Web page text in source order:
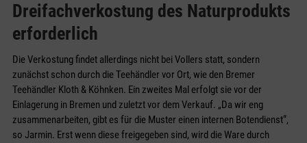
Dreifachverkostung des Naturprodukts
erforderlich
Die Verkostung findet allerdings nicht bei Vollers statt, sondern
zunächst schon durch die Teehändler vor Ort, wie den Bremer
Teehändler Kloth & Köhnken. Ein zweites Mal erfolgt sie vor der
Einlagerung in Bremen und zuletzt vor dem Verkauf. „Da wir eng
zusammenarbeiten, gibt es für die Muster einen internen Botendienst“,
so Jarmin. Erst wenn diese freigegeben sind, wird die Ware durch